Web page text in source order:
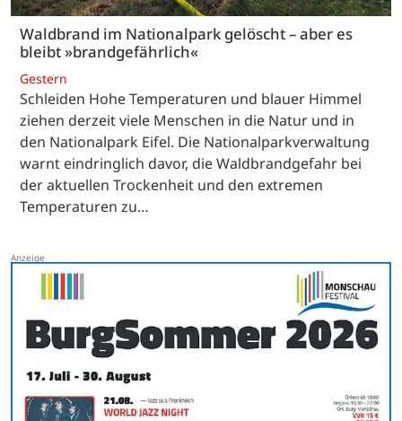
Waldbrand im Nationalpark gelöscht – aber es
bleibt »brandgefährlich«
Gestern
Schleiden Hohe Temperaturen und blauer Himmel
ziehen derzeit viele Menschen in die Natur und in
den Nationalpark Eifel. Die Nationalparkverwaltung
warnt eindringlich davor, die Waldbrandgefahr bei
der aktuellen Trockenheit und den extremen
Temperaturen zu…